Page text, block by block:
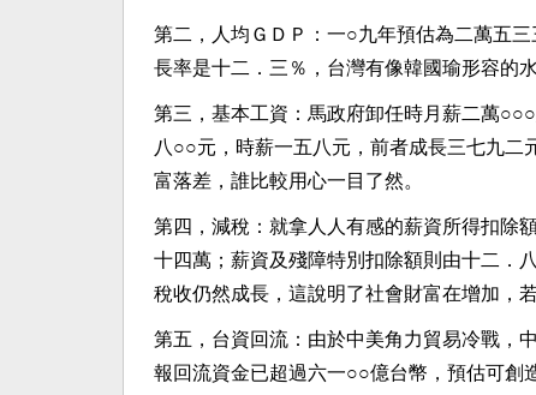
第二，人均ＧＤＰ：一○九年預估為二萬五
長率是十二．三％，台灣有像韓國瑜形容的
第三，基本工資：馬政府卸任時月薪二萬
八○○元，時薪一五八元，前者成長三七九二
富落差，誰比較用心一目了然。
第四，減稅：就拿人人有感的薪資所得扣除
十四萬；薪資及殘障特別扣除額則由十二．
稅收仍然成長，這說明了社會財富在增加，
第五，台資回流：由於中美角力貿易冷戰，
報回流資金已超過六一○○億台幣，預估可創